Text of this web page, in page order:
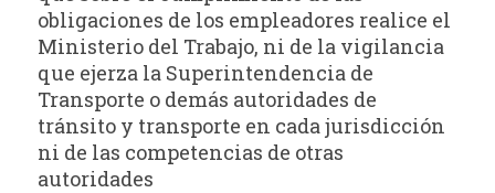
obligaciones de los empleadores realice el
Ministerio del Trabajo, ni de la vigilancia
que ejerza la Superintendencia de
Transporte o demás autoridades de
tránsito y transporte en cada jurisdicción
ni de las competencias de otras
autoridades